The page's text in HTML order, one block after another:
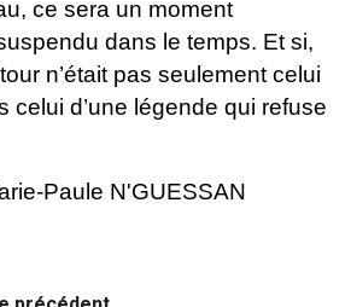
ce sera un moment
dans le temps. Et si,
n’était pas seulement celui
celui d’une légende qui refuse
Paule N'GUESSAN